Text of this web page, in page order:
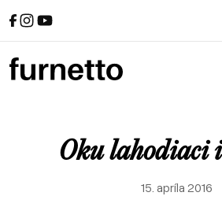
Rohové
Pohovky
Sedačky v tvare
Postele
Atypické
Recenzie od
Sedačky u
Postele u
Rohové
Sedačky v tvare
Kreslá
Leňošky
Taburety
Postele
Atypické postele
Recenzie od
Sedačky u
Postele u
Foto z výroby
Interiéry a
Oku lahodiaci
15. apríla 2016